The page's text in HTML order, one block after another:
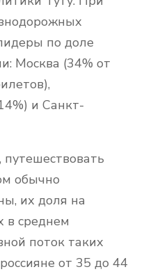
по доле
Москва (34% от
и Санкт-
обычно
их доля на
в среднем
поток таких
от 35 до 44